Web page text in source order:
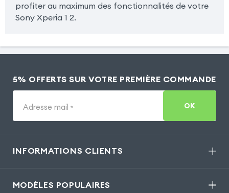
profiter au maximum des fonctionnalités de votre
Sony Xperia 1 2.
5% OFFERTS SUR VOTRE PREMIÈRE COMMANDE
Adresse mail * OK
INFORMATIONS CLIENTS
MODÈLES POPULAIRES